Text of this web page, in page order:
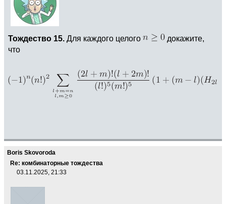
Тождество 15. Для каждого целого
докажите,
что
Boris Skovoroda
Re: комбинаторные тождества
03.11.2025, 21:33